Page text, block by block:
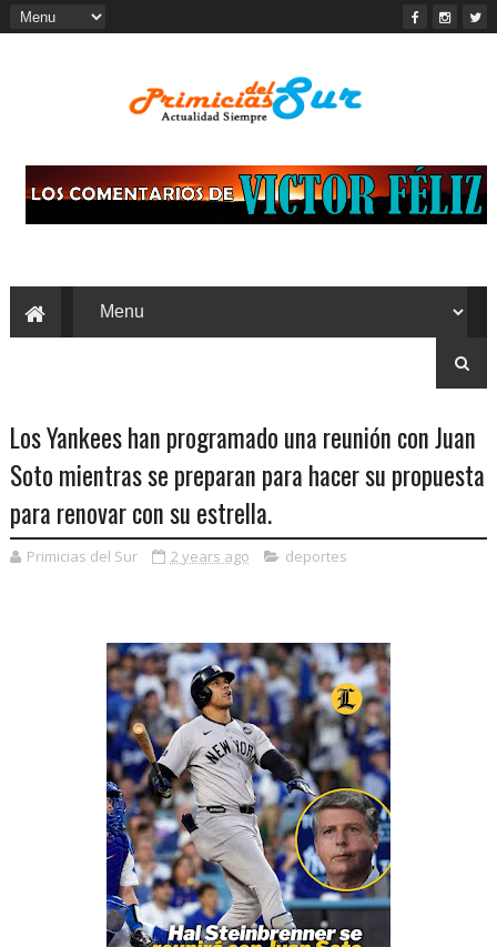
Los Yankees han programado una reunión con Juan
Soto mientras se preparan para hacer su propuesta
para renovar con su estrella.
Primicias del Sur 2 years ago deportes